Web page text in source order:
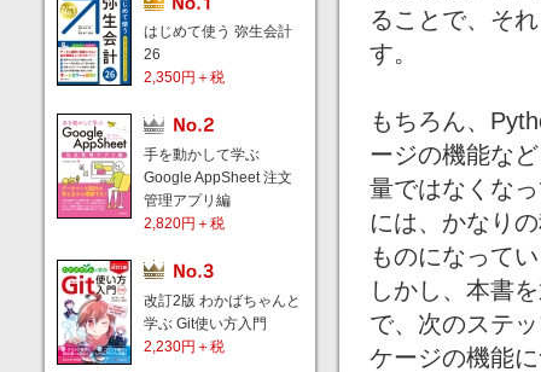
はじめて使う 弥生会計
26
2,350円＋税
手を動かして学ぶ
Google AppSheet 注文
管理アプリ編
2,820円＋税
改訂2版 わかばちゃんと
学ぶ Git使い方入門
2,230円＋税
ることで、そ
す。
もちろん、
ージの機能な
量ではなくな
には、かなり
ものになって
しかし、本書
で、次のステ
ケージの機能